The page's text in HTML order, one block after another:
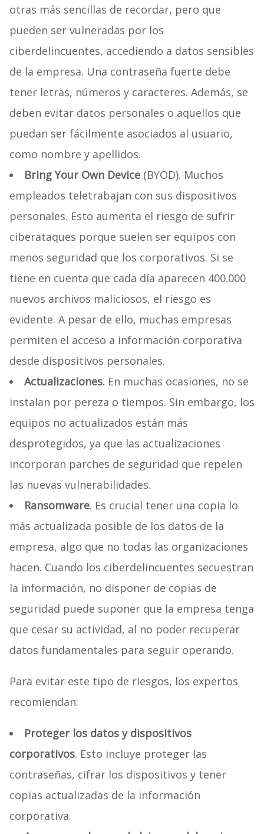
otras más sencillas de recordar, pero que
pueden ser vulneradas por los
ciberdelincuentes, accediendo a datos sensibles
de la empresa. Una contraseña fuerte debe
tener letras, números y caracteres. Además, se
deben evitar datos personales o aquellos que
puedan ser fácilmente asociados al usuario,
como nombre y apellidos.
Bring Your Own Device (BYOD). Muchos
empleados teletrabajan con sus dispositivos
personales. Esto aumenta el riesgo de sufrir
ciberataques porque suelen ser equipos con
menos seguridad que los corporativos. Si se
tiene en cuenta que cada día aparecen 400.000
nuevos archivos maliciosos, el riesgo es
evidente. A pesar de ello, muchas empresas
permiten el acceso a información corporativa
desde dispositivos personales.
Actualizaciones. En muchas ocasiones, no se
instalan por pereza o tiempos. Sin embargo, los
equipos no actualizados están más
desprotegidos, ya que las actualizaciones
incorporan parches de seguridad que repelen
las nuevas vulnerabilidades.
Ransomware. Es crucial tener una copia lo
más actualizada posible de los datos de la
empresa, algo que no todas las organizaciones
hacen. Cuando los ciberdelincuentes secuestran
la información, no disponer de copias de
seguridad puede suponer que la empresa tenga
que cesar su actividad, al no poder recuperar
datos fundamentales para seguir operando.
Para evitar este tipo de riesgos, los expertos
recomiendan:
Proteger los datos y dispositivos
corporativos. Esto incluye proteger las
contraseñas, cifrar los dispositivos y tener
copias actualizadas de la información
corporativa.